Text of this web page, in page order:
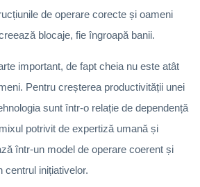
de operare corecte și oameni
blocaje, fie îngroapă banii.
important, de fapt cheia nu este atât
Pentru creșterea productivității unei
sunt într-o relație de dependență
potrivit de expertiză umană și
într-un model de operare coerent și
centrul inițiativelor.